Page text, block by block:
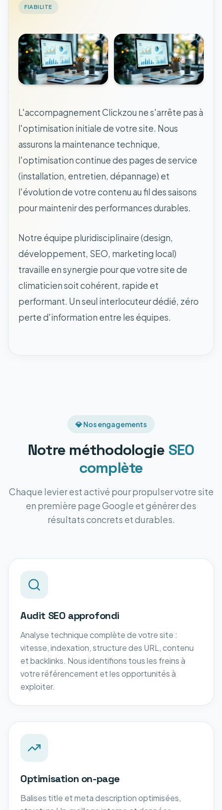
FIABILITE
L'accompagnement Clickzou ne s'arrête pas à
l'optimisation initiale de votre site. Nous
assurons la maintenance technique,
l'optimisation continue des pages de service
(installation, entretien, dépannage) et
l'évolution de votre contenu au fil des saisons
pour maintenir des performances durables.
Notre équipe pluridisciplinaire (design,
développement, SEO, marketing local)
travaille en synergie pour que votre site de
climaticien soit cohérent, rapide et
performant. Un seul interlocuteur dédié, zéro
perte d'information entre les équipes.
💎 Nos engagements
Notre méthodologie SEO
complète
Chaque levier est activé pour propulser votre site
en première page Google et générer des
résultats concrets et durables.
Audit SEO approfondi
Analyse technique complète de votre site :
vitesse, indexation, structure des URL, contenu
et backlinks. Nous identifions tous les freins à
votre référencement et les opportunités à
exploiter.
Optimisation on-page
Balises title et meta description optimisées,